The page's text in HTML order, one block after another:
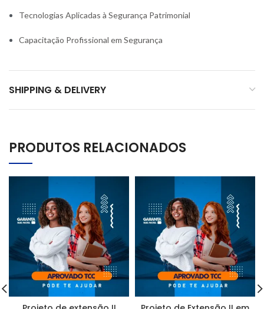
Tecnologias Aplicadas à Segurança Patrimonial
Capacitação Profissional em Segurança
SHIPPING & DELIVERY
PRODUTOS RELACIONADOS